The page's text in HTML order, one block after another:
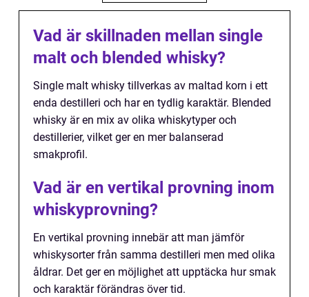
Vad är skillnaden mellan single
malt och blended whisky?
Single malt whisky tillverkas av maltad korn i ett
enda destilleri och har en tydlig karaktär. Blended
whisky är en mix av olika whiskytyper och
destillerier, vilket ger en mer balanserad
smakprofil.
Vad är en vertikal provning inom
whiskyprovning?
En vertikal provning innebär att man jämför
whiskysorter från samma destilleri men med olika
åldrar. Det ger en möjlighet att upptäcka hur smak
och karaktär förändras över tid.